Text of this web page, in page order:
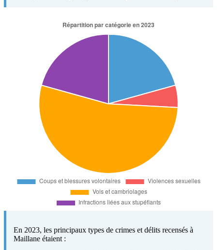
En 2023, les principaux types de crimes et délits recensés à
Maillane étaient :